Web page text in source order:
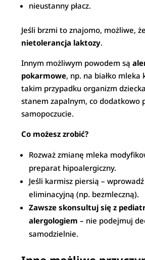
nieustanny płacz.
Jeśli brzmi to znajomo, możliwe,
nietolerancja laktozy.
Innym możliwym powodem są
pokarmowe, np. na białko mleka
takim przypadku organizm
stanem zapalnym, co dodatkowo
samopoczucie.
Co możesz zrobić?
Rozważ zmianę mleka
preparat hipoalergiczny.
Jeśli karmisz piersią –
eliminacyjną (np. bezmleczną).
Zawsze skonsultuj się z
alergologiem – nie podejmuj
samodzielnie.